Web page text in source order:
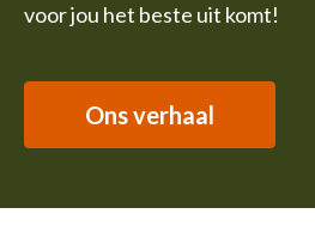
voor jou het beste uit komt!
Ons verhaal